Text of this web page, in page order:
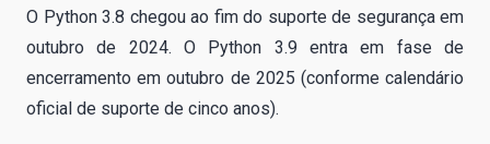
O Python 3.8 chegou ao fim do suporte de segurança em
outubro de 2024. O Python 3.9 entra em fase de
encerramento em outubro de 2025 (conforme calendário
oficial de suporte de cinco anos).